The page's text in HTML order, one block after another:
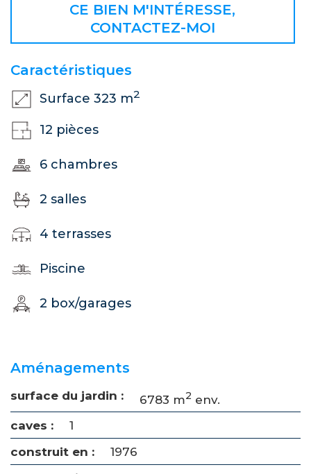
CE BIEN M'INTÉRESSE,
CONTACTEZ-MOI
Caractéristiques
Surface 323 m2
12 pièces
6 chambres
2 salles
4 terrasses
Piscine
2 box/garages
Aménagements
surface du jardin : 6783 m2 env.
caves :
1
construit en :
1976